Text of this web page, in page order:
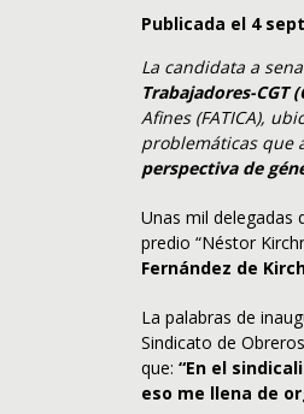
Publicada el 4
La candidata a
Trabajadores-CGT
Afines (FATICA),
problemáticas que
perspectiva de
Unas mil delegadas
predio “Néstor
Fernández de
La palabras de
Sindicato de
que: “En el
eso me llena de